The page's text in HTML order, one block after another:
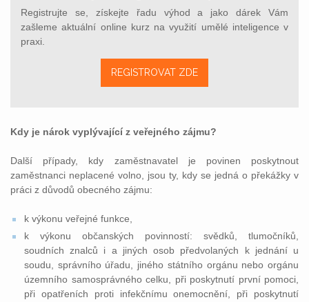
Registrujte se, získejte řadu výhod a jako dárek Vám
zašleme aktuální online kurz na využití umělé inteligence v
praxi.
REGISTROVAT ZDE
Kdy je nárok vyplývající z veřejného zájmu?
Další případy, kdy zaměstnavatel je povinen poskytnout
zaměstnanci neplacené volno, jsou ty, kdy se jedná o překážky v
práci z důvodů obecného zájmu:
k výkonu veřejné funkce,
k výkonu občanských povinností: svědků, tlumočníků,
soudních znalců i a jiných osob předvolaných k jednání u
soudu, správního úřadu, jiného státního orgánu nebo orgánu
územního samosprávného celku, při poskytnutí první pomoci,
při opatřeních proti infekčnímu onemocnění, při poskytnutí